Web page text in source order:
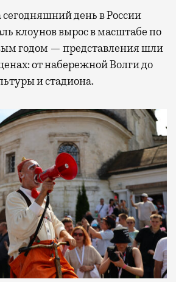
день в России
клоунов вырос в масштабе по
годом — представления шли
от набережной Волги до
и стадиона.